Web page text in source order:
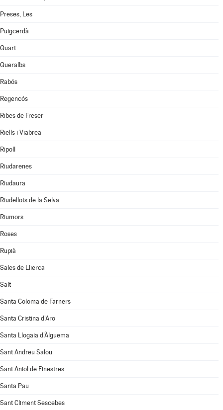
Preses, Les
Puigcerdà
Quart
Queralbs
Rabós
Regencós
Ribes de Freser
Riells i Viabrea
Ripoll
Riudarenes
Riudaura
Riudellots de la Selva
Riumors
Roses
Rupià
Sales de Llierca
Salt
Santa Coloma de Farners
Santa Cristina d'Aro
Santa Llogaia d'Àlguema
Sant Andreu Salou
Sant Aniol de Finestres
Santa Pau
Sant Climent Sescebes